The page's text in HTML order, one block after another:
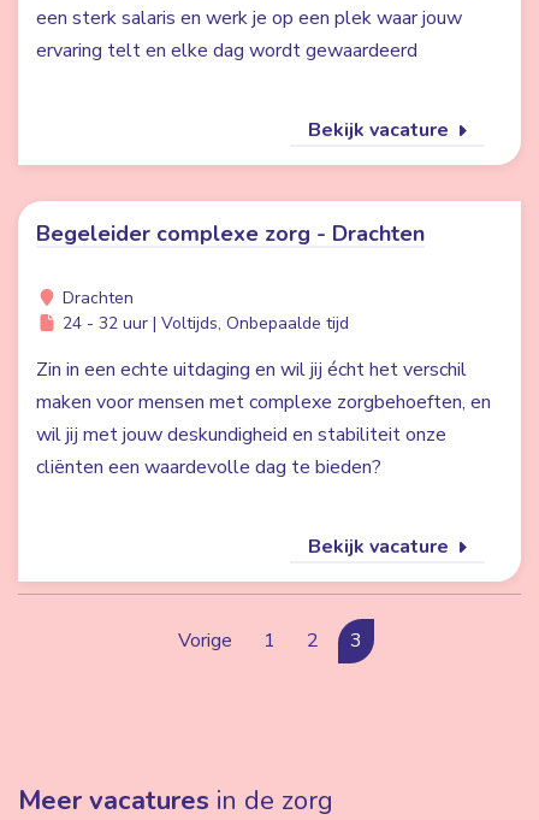
een sterk salaris en werk je op een plek waar jouw
ervaring telt en elke dag wordt gewaardeerd
Bekijk vacature
Begeleider complexe zorg - Drachten
Drachten
24 - 32 uur | Voltijds, Onbepaalde tijd
Zin in een echte uitdaging en wil jij écht het verschil
maken voor mensen met complexe zorgbehoeften, en
wil jij met jouw deskundigheid en stabiliteit onze
cliënten een waardevolle dag te bieden?
Bekijk vacature
Vorige 1 2 3
Meer vacatures in de zorg